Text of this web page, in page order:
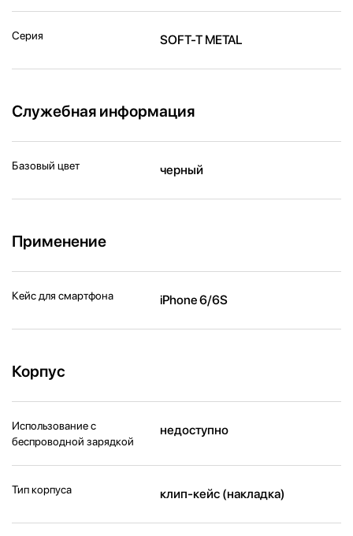
Серия SOFT-T METAL
Служебная информация
Базовый цвет черный
Применение
Кейс для смартфона iPhone 6/6S
Корпус
Использование с
беспроводной зарядкой
недоступно
Тип корпуса клип-кейс (накладка)